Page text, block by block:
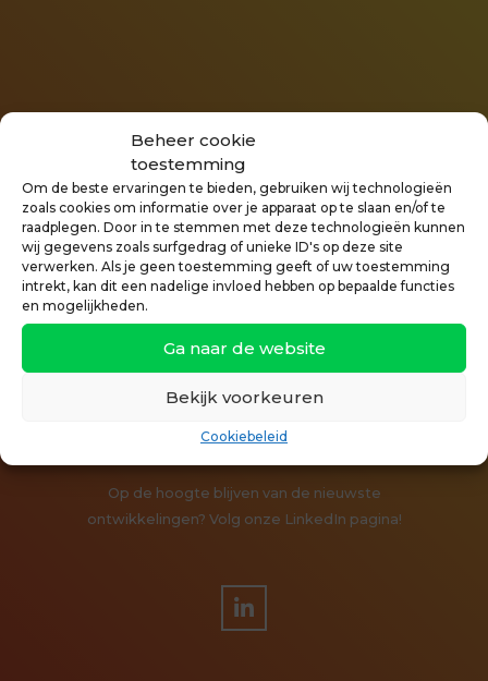
Beheer cookie
toestemming
Om de beste ervaringen te bieden, gebruiken wij technologieën
zoals cookies om informatie over je apparaat op te slaan en/of te
raadplegen. Door in te stemmen met deze technologieën kunnen
wij gegevens zoals surfgedrag of unieke ID's op deze site
verwerken. Als je geen toestemming geeft of uw toestemming
intrekt, kan dit een nadelige invloed hebben op bepaalde functies
en mogelijkheden.
Ga naar de website
Bekijk voorkeuren
Cookiebeleid
OVERIJSSELSE
SPORTONTMOETING
Op de hoogte blijven van de nieuwste
ontwikkelingen? Volg onze LinkedIn pagina!